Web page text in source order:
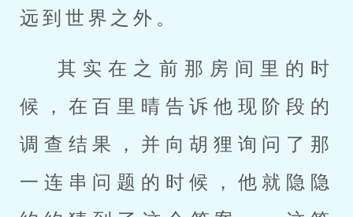
远到世界之外。
其实在之前那房间里的时
候，在百里晴告诉他现阶段的
调查结果，并向胡狸询问了那
一连串问题的时候，他就隐隐